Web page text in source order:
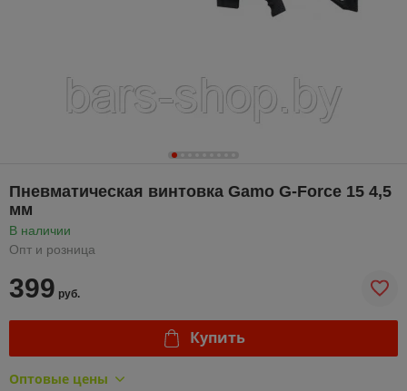
Пневматическая винтовка Gamo G-Force 15 4,5
мм
В наличии
Опт и розница
399 руб.
Купить
Оптовые цены